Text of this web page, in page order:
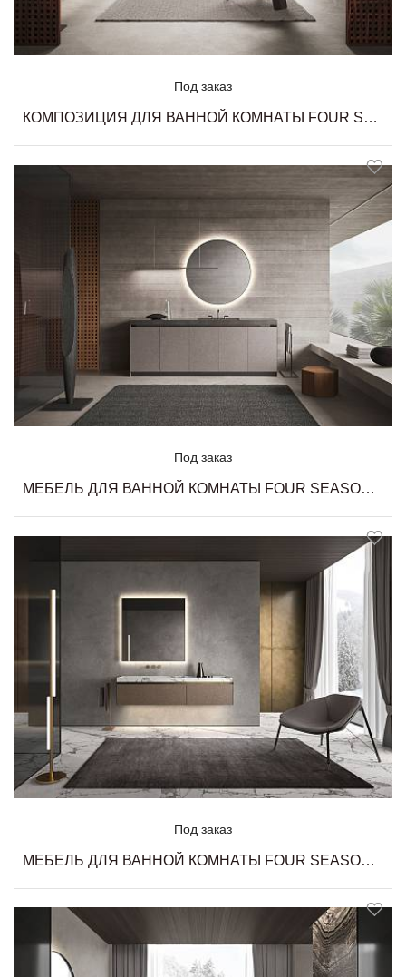
Под заказ
КОМПОЗИЦИЯ ДЛЯ ВАННОЙ КОМНАТЫ FOUR SEASONS 20 MILLDUE
Под заказ
МЕБЕЛЬ ДЛЯ ВАННОЙ КОМНАТЫ FOUR SEASONS 18 MILLDUE
Под заказ
МЕБЕЛЬ ДЛЯ ВАННОЙ КОМНАТЫ FOUR SEASONS 16 MILLDUE